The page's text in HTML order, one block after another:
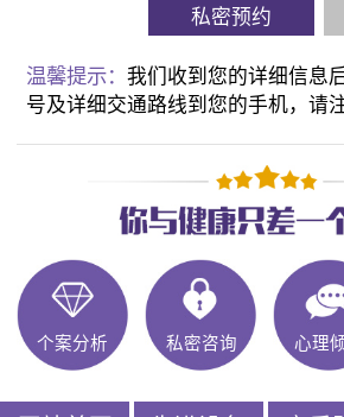
私密预约
温馨提示：我们收到您的详细信息
号及详细交通路线到您的手机，请
个案分析 私密咨询 心理